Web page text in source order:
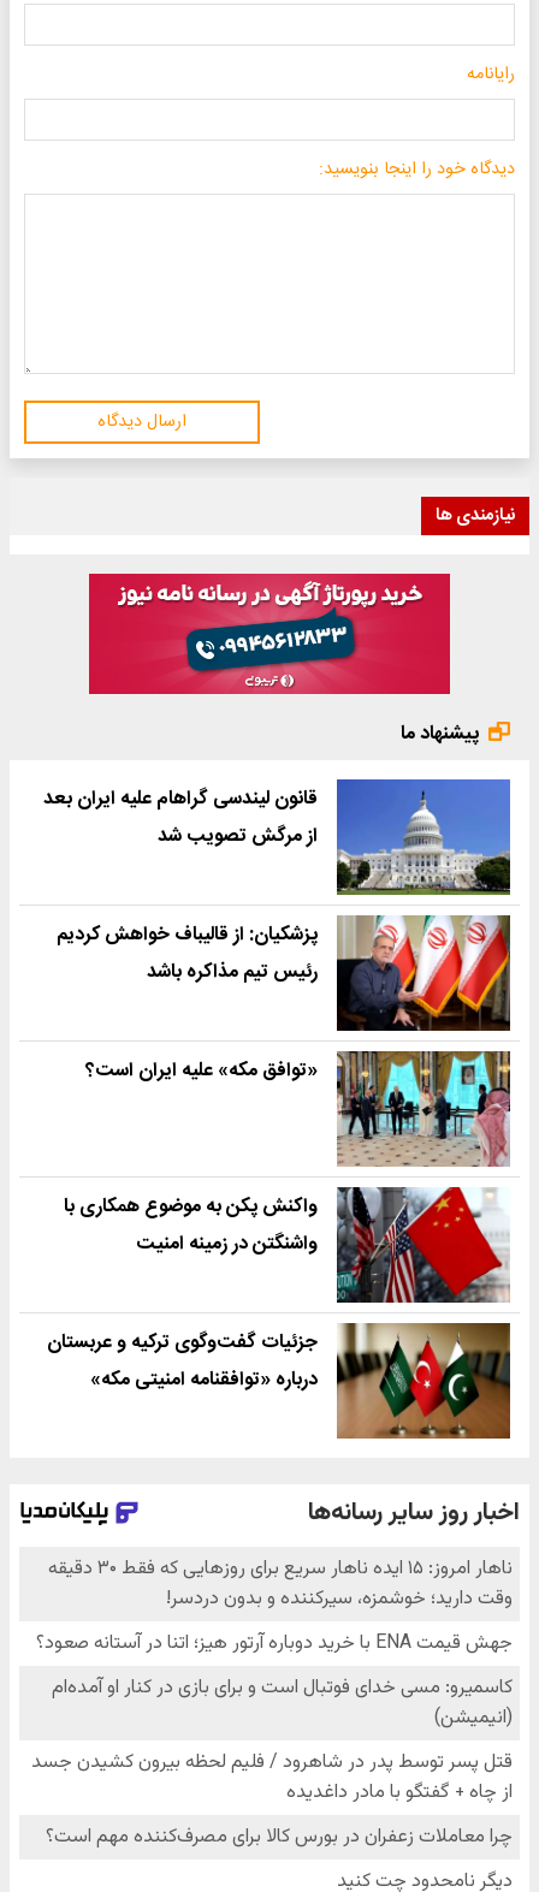
رایانامه
دیدگاه خود را اینجا بنویسید:
ارسال دیدگاه
نیازمندی ها
پیشنهاد ما
قانون لیندسی گراهام علیه ایران بعد
از مرگش تصویب شد
پزشکیان: از قالیباف خواهش کردیم
رئیس تیم مذاکره باشد
«توافق مکه» علیه ایران است؟
واکنش پکن به موضوع همکاری با
واشنگتن در زمینه امنیت
جزئیات گفت‌وگوی ترکیه و عربستان
درباره «توافقنامه امنیتی مکه»